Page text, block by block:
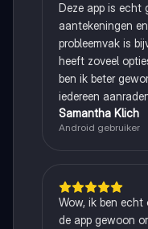
Deze app is echt
aantekeningen
probleemvak is
heeft zoveel
ben ik beter
iedereen
Samantha Klich
Android gebruiker
Wow, ik ben echt
de app gewoon